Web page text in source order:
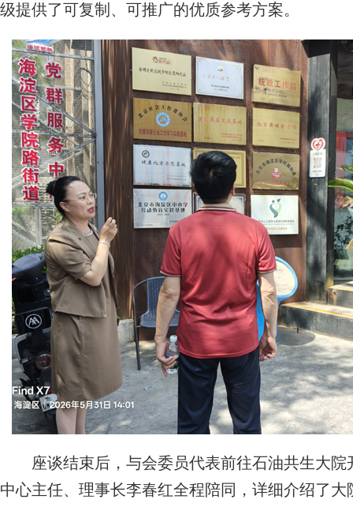
级提供了可复制、可推广的优质参考方案。
座谈结束后，与会委员代表前往石油共生大院
中心主任、理事长李春红全程陪同，详细介绍了